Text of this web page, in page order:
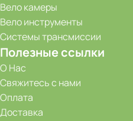
Вело камеры
Вело инструменты
Системы трансмиссии
Полезные ссылки
О Нас
Свяжитесь с нами
Оплата
Доставка